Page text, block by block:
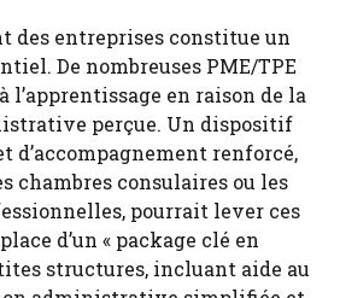
des entreprises constitue un
De nombreuses PME/TPE
l’apprentissage en raison de la
perçue. Un dispositif
d’accompagnement renforcé,
chambres consulaires ou les
pourrait lever ces
d’un « package clé en
structures, incluant aide au